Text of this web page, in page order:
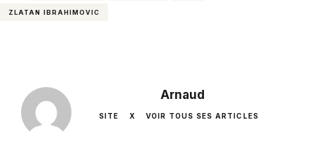
ZLATAN IBRAHIMOVIC
Arnaud
SITE X VOIR TOUS SES ARTICLES